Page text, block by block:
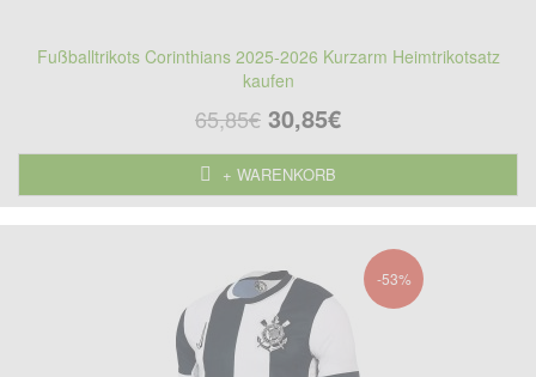
Fußballtrikots Corinthians 2025-2026 Kurzarm Heimtrikotsatz
kaufen
65,85€ 30,85€
+ WARENKORB
-53%